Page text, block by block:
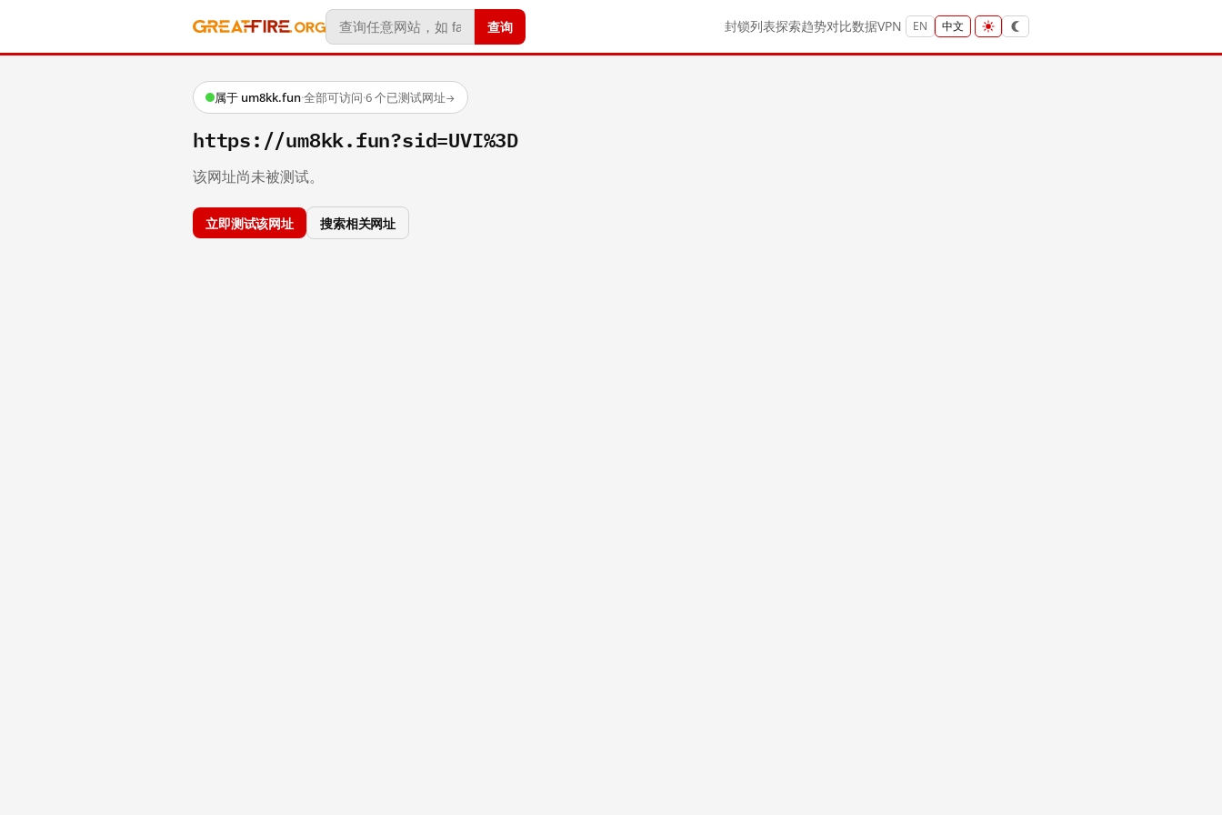
查询 封锁列表探索趋势对比数据VPN EN 中文
属于 um8kk.fun·全部可访问·6 个已测试网址→
https://um8kk.fun?sid=UVI%3D
该网址尚未被测试。
立即测试该网址 搜索相关网址